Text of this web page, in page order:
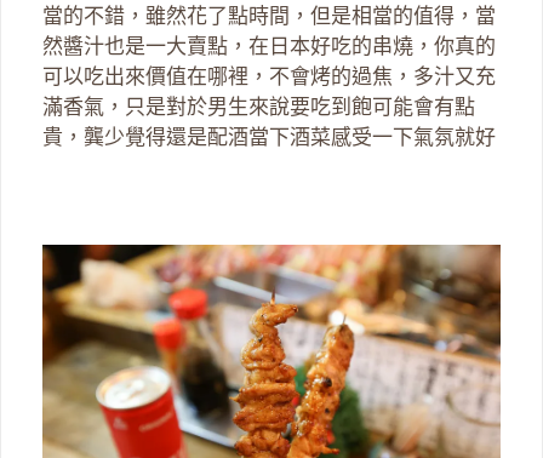
當的不錯，雖然花了點時間，但是相當的值得，當
然醬汁也是一大賣點，在日本好吃的串燒，你真的
可以吃出來價值在哪裡，不會烤的過焦，多汁又充
滿香氣，只是對於男生來說要吃到飽可能會有點
貴，龔少覺得還是配酒當下酒菜感受一下氣氛就好